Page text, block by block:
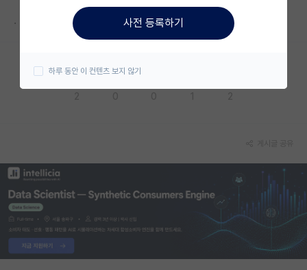
미국 대학원 합격 후기 게시판
대학원생 모집 게시판
연구실(PI) 홍보 게시판
학부 인턴 게시판
취업 게시판
임용 후기 게시판
PI 전용 게시판
. 사전 등록하기
하루 동안 이 컨텐츠 보지 않기